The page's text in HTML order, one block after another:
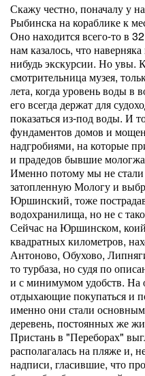
Скажу честно, поначалу у
Рыбинска на кораблике к
Оно находится всего-то в
нам казалось, что
нибудь экскурсии. Но увы.
смотрительница музея,
лета, когда уровень воды в
его всегда держат для
показаться из-под воды. И
фундаментов домов и
надгробиями, на которые
и прадедов бывшие
Именно потому мы не стали
затопленную Мологу и
Юршинский, тоже
водохранилища, но не с
Сейчас на Юршинском,
квадратных километров,
Антоново, Обухово,
то турбаза, но судя по
и с минимумом удобств. На
отдыхающие покупаться и
именно они стали
деревень, постоянных же
Пристань в "Переборах"
располагалась на пляже и,
надписи, гласившие, что